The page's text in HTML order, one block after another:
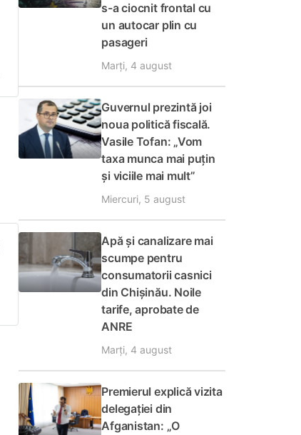
s-a ciocnit frontal cu
un autocar plin cu
pasageri
Marți, 4 august
Guvernul prezintă joi
noua politică fiscală.
Vasile Tofan: „Vom
taxa munca mai puțin
și viciile mai mult”
Miercuri, 5 august
Apă și canalizare mai
scumpe pentru
consumatorii casnici
din Chișinău. Noile
tarife, aprobate de
ANRE
Marți, 4 august
Premierul explică vizita
delegației din
Afganistan: „O